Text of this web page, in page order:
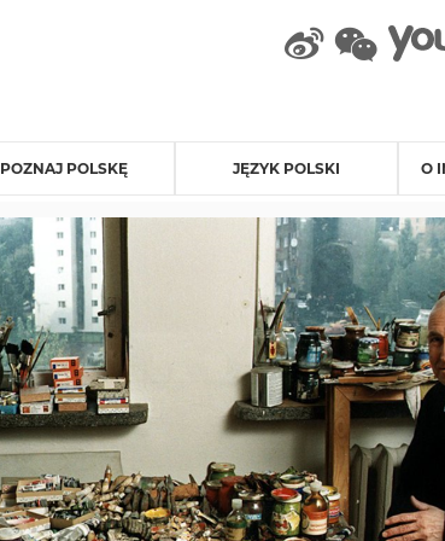
POZNAJ POLSKĘ JĘZYK POLSKI O